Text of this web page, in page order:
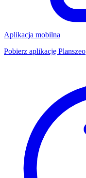
Aplikacja mobilna
Pobierz aplikację Planszeo